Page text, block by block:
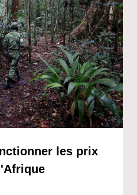
les prix